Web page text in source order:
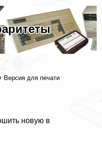
Версия для печати
новую в